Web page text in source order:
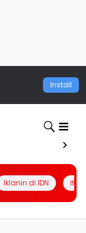
Install
Iklanin di IDN